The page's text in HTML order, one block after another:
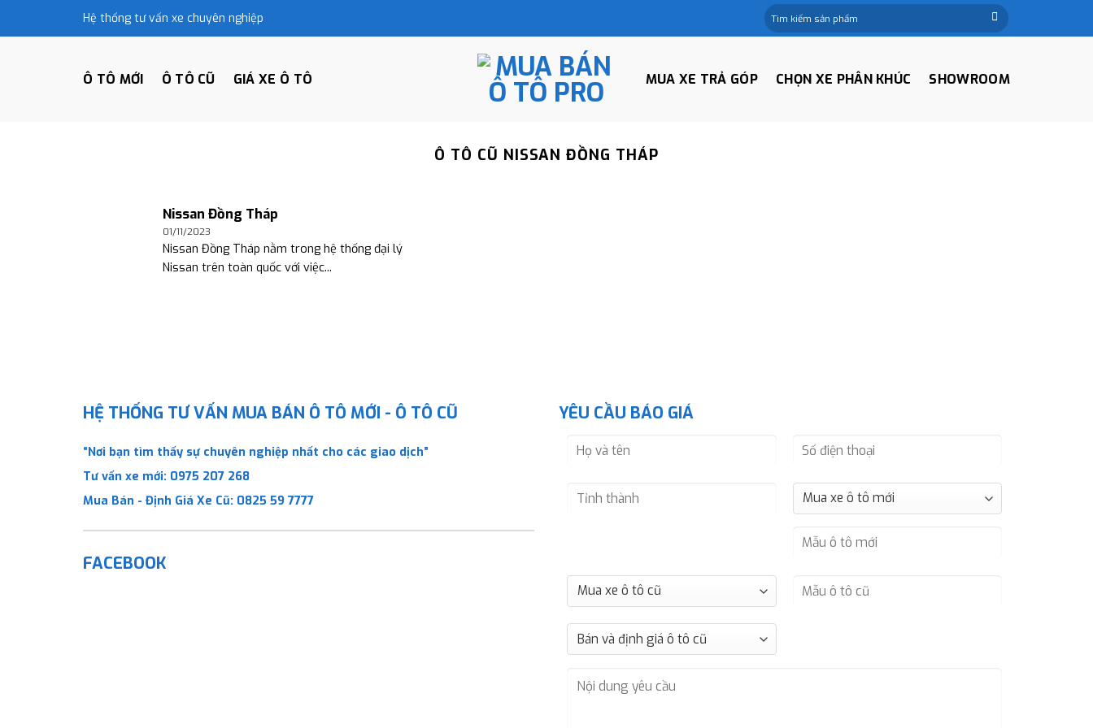
Hệ thống tư vấn xe chuyên nghiệp
Tìm
kiếm:
Ô TÔ MỚI Ô TÔ CŨ GIÁ XE Ô TÔ MUA XE TRẢ GÓP CHỌN XE PHÂN KHÚC SHOWROOM
Ô TÔ CŨ NISSAN ĐỒNG THÁP
Nissan Đồng Tháp
01/11/2023
Nissan Đồng Tháp nằm trong hệ thống đại lý
Nissan trên toàn quốc với việc...
HỆ THỐNG TƯ VẤN MUA BÁN Ô TÔ MỚI - Ô TÔ CŨ
“Nơi bạn tìm thấy sự chuyên nghiệp nhất cho các giao dịch”
Tư vấn xe mới: 0975 207 268
Mua Bán - Định Giá Xe Cũ: 0825 59 7777
FACEBOOK
YÊU CẦU BÁO GIÁ